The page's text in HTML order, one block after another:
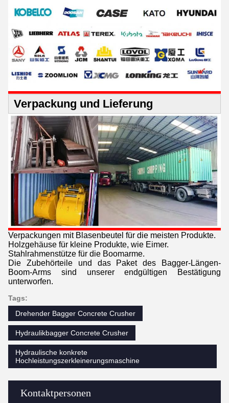
Kontaktpersonen
Verpackung und Lieferung
Verpackungen mit Blasenbeutel für die meisten Produkte.
Holzgehäuse für kleine Produkte, wie Eimer.
Stahlrahmenstütze für die Boomarme.
Die Zubehörteile und das Paket des Bagger-Längen-
Boom-Arms sind unserer endgültigen Bestätigung
unterworfen.
Tags:
Drehender Bagger Concrete Crusher
Hydraulikbagger Concrete Crusher
Hydraulische konkrete
Hochleistungszerkleinerungsmaschine